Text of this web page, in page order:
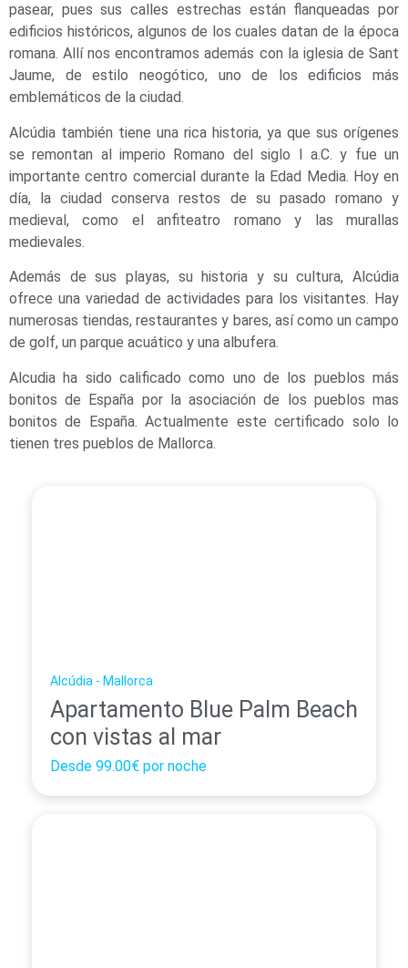
pasear, pues sus calles estrechas están flanqueadas por
edificios históricos, algunos de los cuales datan de la época
romana. Allí nos encontramos además con la iglesia de Sant
Jaume, de estilo neogótico, uno de los edificios más
emblemáticos de la ciudad.
Alcúdia también tiene una rica historia, ya que sus orígenes
se remontan al imperio Romano del siglo I a.C. y fue un
importante centro comercial durante la Edad Media. Hoy en
día, la ciudad conserva restos de su pasado romano y
medieval, como el anfiteatro romano y las murallas
medievales.
Además de sus playas, su historia y su cultura, Alcúdia
ofrece una variedad de actividades para los visitantes. Hay
numerosas tiendas, restaurantes y bares, así como un campo
de golf, un parque acuático y una albufera.
Alcudia ha sido calificado como uno de los pueblos más
bonitos de España por la asociación de los pueblos mas
bonitos de España. Actualmente este certificado solo lo
tienen tres pueblos de Mallorca.
Alcúdia - Mallorca
Apartamento Blue Palm Beach
con vistas al mar
Desde 99.00€ por noche